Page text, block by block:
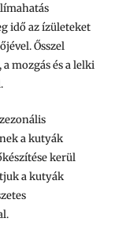
idő az ízületeket
Ősszel
mozgás és a lelki
a kutyák
kerül
a kutyák